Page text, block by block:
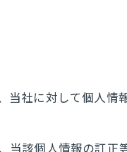
当社に対して個人情
当該個人情報の訂正